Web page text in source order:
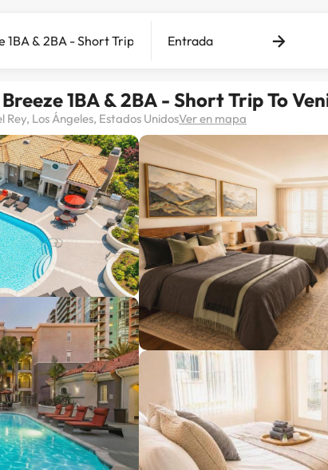
Entrada
1BA & 2BA - Short Trip To
Los Ángeles, Estados UnidosVer en mapa